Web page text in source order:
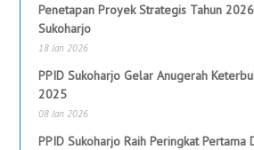
Penetapan Proyek Strategis Tahun
Sukoharjo
18 Jan 2026
PPID Sukoharjo Gelar Anugerah
2025
08 Jan 2026
PPID Sukoharjo Raih Peringkat Pertama